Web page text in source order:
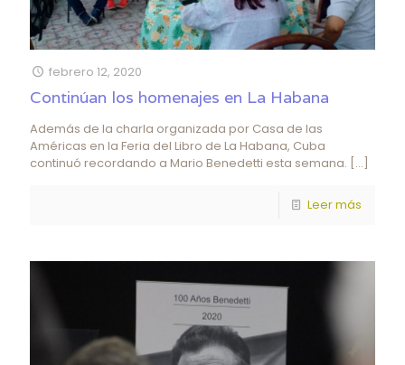
febrero 12, 2020
Continúan los homenajes en La Habana
Además de la charla organizada por Casa de las
Américas en la Feria del Libro de La Habana, Cuba
continuó recordando a Mario Benedetti esta semana. […]
Leer más